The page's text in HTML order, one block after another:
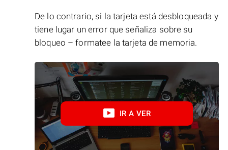
De lo contrario, si la tarjeta está desbloqueada y
tiene lugar un error que señaliza sobre su
bloqueo – formatee la tarjeta de memoria.
IR A VER